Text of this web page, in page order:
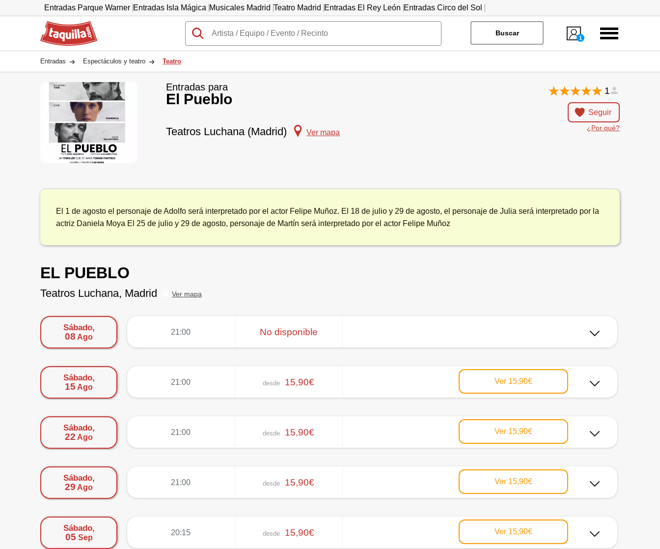
Entradas Parque Warner Entradas Isla Mágica Musicales Madrid Teatro Madrid Entradas El Rey León Entradas Circo del Sol
Taquilla.com
Buscar
1
Menú
Entradas Espectáculos y teatro Teatro
Entradas para
El Pueblo
Teatros Luchana (Madrid) Ver mapa
1
Seguir
¿Por qué?
El 1 de agosto el personaje de Adolfo será interpretado por el actor Felipe Muñoz. El 18 de julio y 29 de agosto, el personaje de Julia será interpretado por la
actriz Daniela Moya El 25 de julio y 29 de agosto, personaje de Martín será interpretado por el actor Felipe Muñoz
EL PUEBLO
Teatros Luchana, Madrid Ver mapa
Sábado,
08 Ago
21:00 No disponible
Sábado,
15 Ago
21:00 desde 15,90€ Ver 15,90€
Sábado,
22 Ago
21:00 desde 15,90€ Ver 15,90€
Sábado,
29 Ago
21:00 desde 15,90€ Ver 15,90€
Sábado,
05 Sep
20:15 desde 15,90€ Ver 15,90€